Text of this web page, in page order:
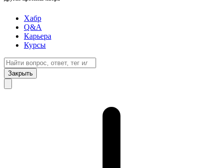
Хабр
Q&A
Карьера
Курсы
Закрыть